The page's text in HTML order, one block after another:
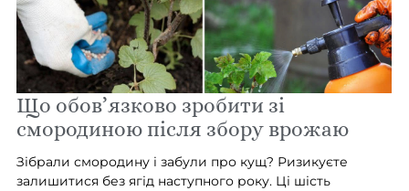
Що обов’язково зробити зі
смородиною після збору врожаю
Зібрали смородину і забули про кущ? Ризикуєте
залишитися без ягід наступного року. Ці шість